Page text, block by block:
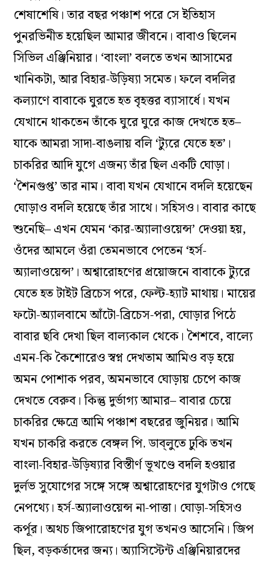
শেষাশেষি। তার বছর পঞ্চাশ পরে সে ইতিহাস
পুনরভিনীত হয়েছিল আমার জীবনে। বাবাও ছিলেন
সিভিল এঞ্জিনিয়ার। ‘বাংলা’ বলতে তখন আসামের
খানিকটা, আর বিহার-উড়িষ্যা সমেত। ফলে বদলির
কল্যাণে বাবাকে ঘুরতে হত বৃহত্তর ব্যাসার্ধে। যখন
যেখানে থাকতেন তাঁকে ঘুরে ঘুরে কাজ দেখতে হত–
যাকে আমরা সাদা-বাঙলায় বলি ‘ট্যুরে যেতে হত’।
চাকরির আদি যুগে এজন্য তাঁর ছিল একটি ঘোড়া।
‘শৈনগুপ্ত’ তার নাম। বাবা যখন যেখানে বদলি হয়েছেন
ঘোড়াও বদলি হয়েছে তাঁর সাথে। সহিসও। বাবার কাছে
শুনেছি– এখন যেমন ‘কার-অ্যালাওয়েন্স’ দেওয়া হয়,
ওঁদের আমলে ওঁরা তেমনভাবে পেতেন ‘হর্স-
অ্যালাওয়েন্স’। অশ্বারোহণের প্রয়োজনে বাবাকে ট্যুরে
যেতে হত টাইট ব্রিচেস পরে, ফেল্ট-হ্যাট মাথায়। মায়ের
ফটো-অ্যালবামে আঁটো-ব্রিচেস-পরা, ঘোড়ার পিঠে
বাবার ছবি দেখা ছিল বাল্যকাল থেকে। শৈশবে, বাল্যে
এমন-কি কৈশোরেও স্বপ্ন দেখতাম আমিও বড় হয়ে
অমন পোশাক পরব, অমনভাবে ঘোড়ায় চেপে কাজ
দেখতে বেরুব। কিন্তু দুর্ভাগ্য আমার– বাবার চেয়ে
চাকরির ক্ষেত্রে আমি পঞ্চাশ বছরের জুনিয়র। আমি
যখন চাকরি করতে বেঙ্গল পি. ডাব্‌লুতে ঢুকি তখন
বাংলা-বিহার-উড়িষ্যার বিস্তীর্ণ ভূখণ্ডে বদলি হওয়ার
দুর্লভ সুযোগের সঙ্গে সঙ্গে অশ্বারোহণের যুগটাও গেছে
নেপথ্যে। হর্স-অ্যালাওয়েন্স না-পাত্তা। ঘোড়া-সহিসও
কর্পূর। অথচ জিপারোহণের যুগ তখনও আসেনি। জিপ
ছিল, বড়কর্তাদের জন্য। অ্যাসিস্টেন্ট এঞ্জিনিয়ারদের